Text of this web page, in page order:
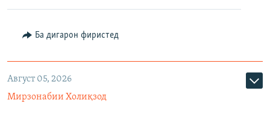
Ба дигарон фиристед
Август 05, 2026
Мирзонабии Холиқзод